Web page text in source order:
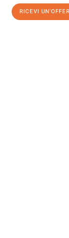
RICEVI